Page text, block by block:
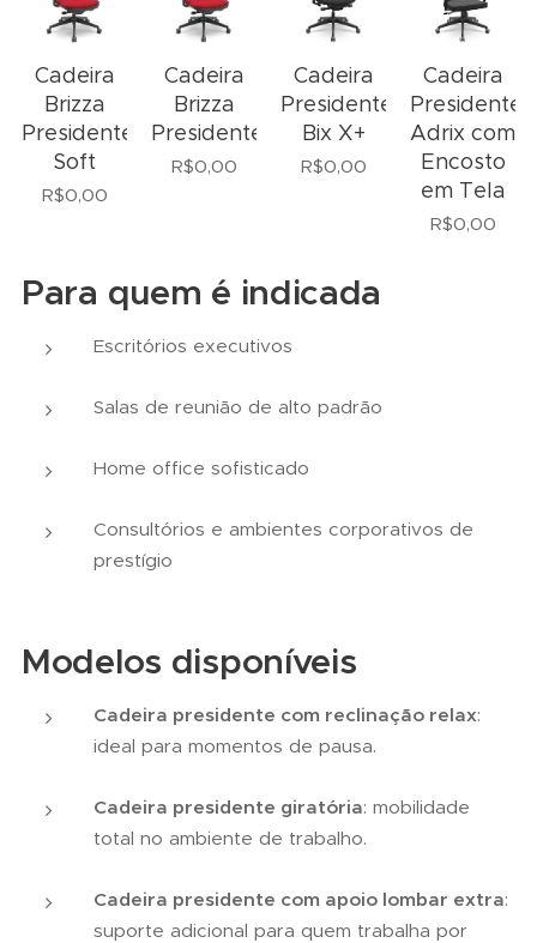
Cadeira
Brizza
Presidente
Soft
R$0,00
Cadeira
Brizza
Presidente
R$0,00
Cadeira
Presidente
Bix X+
R$0,00
Cadeira
Presidente
Adrix com
Encosto
em Tela
R$0,00
Para quem é indicada
Escritórios executivos
Salas de reunião de alto padrão
Home office sofisticado
Consultórios e ambientes corporativos de
prestígio
Modelos disponíveis
Cadeira presidente com reclinação relax:
ideal para momentos de pausa.
Cadeira presidente giratória: mobilidade
total no ambiente de trabalho.
Cadeira presidente com apoio lombar extra:
suporte adicional para quem trabalha por